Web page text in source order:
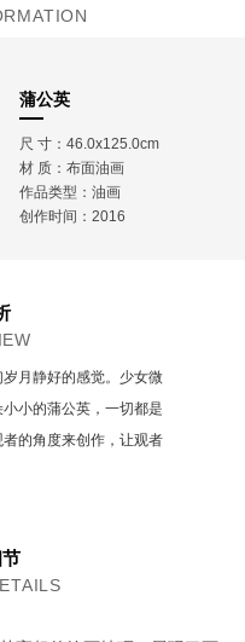
蒲公英
尺 寸：46.0x125.0cm
材 质： 布面油画
作品类型：油画
创作时间：2016
月静好的感觉。少女微
小的蒲公英，一切都是
的角度来创作，让观者